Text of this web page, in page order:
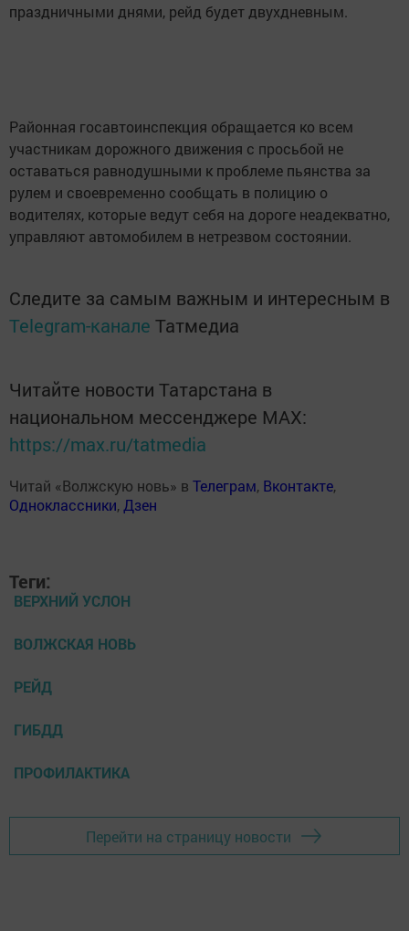
праздничными днями, рейд будет двухдневным.
Районная госавтоинспекция обращается ко всем
участникам дорожного движения с просьбой не
оставаться равнодушными к проблеме пьянства за
рулем и своевременно сообщать в полицию о
водителях, которые ведут себя на дороге неадекватно,
управляют автомобилем в нетрезвом состоянии.
Следите за самым важным и интересным в
Telegram-канале Татмедиа
Читайте новости Татарстана в
национальном мессенджере MАХ:
https://max.ru/tatmedia
Читай «Волжскую новь» в Телеграм, Вконтакте,
Одноклассники, Дзен
Теги:
ВЕРХНИЙ УСЛОН
ВОЛЖСКАЯ НОВЬ
РЕЙД
ГИБДД
ПРОФИЛАКТИКА
Перейти на страницу новости